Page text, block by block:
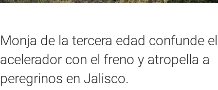
Monja de la tercera edad confunde el
acelerador con el freno y atropella a
peregrinos en Jalisco.